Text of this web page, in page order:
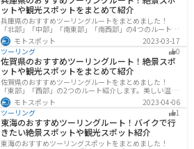
ットや観光スポットをまとめて紹介
兵庫県のおすすめツーリングルートをまとめました！
「北部」「中部」「南東部」「南西部」の4つのルート紹
介します。自然豊かな山を堪能できる北部と中部、街中
で海辺の南部と違った楽しみ方ができます。バイクで兵
庫県にツーリングに行く際は参考にしてください。
モトスポット
2023-03-17
ツーリング
0
佐賀県のおすすめツーリングルート！絶景スポ
ットや観光スポットをまとめて紹介
佐賀県のおすすめツーリングルートをまとめました！
「東部」「西部」の2つのルート紹介します。美しい温泉
地や古墳群、歴史ある城や神社仏閣など、バイクツーリ
ングに適したスポットが多数存在し、様々な楽しみ方が
できます。バイクで佐賀県にツーリングに行く際は参考
にしてください。
モトスポット
2023-04-06
ツーリング
1
東海のおすすめツーリングルート！バイクで行
きたい絶景スポットや観光スポット紹介
東海のおすすめツーリングスポットをまとめました！